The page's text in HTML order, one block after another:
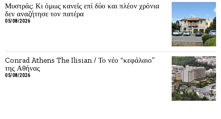
Μυστράς: Κι όμως κανείς επί δύο και πλέον χρόνια
δεν αναζήτησε τον πατέρα
05/08/2026
Conrad Athens The Ilisian / Το νέο “κεφάλαιο”
της Αθήνας
05/08/2026